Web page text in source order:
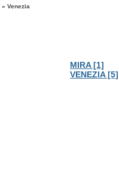
» Venezia
MIRA [1]
VENEZIA [5]